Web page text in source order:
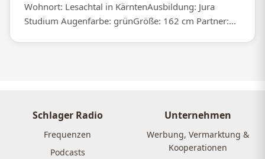
Wohnort: Lesachtal in KärntenAusbildung: Jura
Studium Augenfarbe: grünGröße: 162 cm Partner:...
Schlager Radio
Frequenzen
Podcasts
Unternehmen
Werbung, Vermarktung &
Kooperationen